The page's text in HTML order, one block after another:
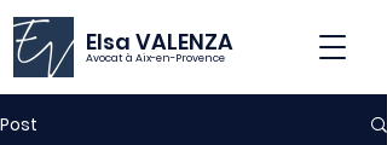
Elsa VALENZA
Avocat à Aix-en-Provence
Post